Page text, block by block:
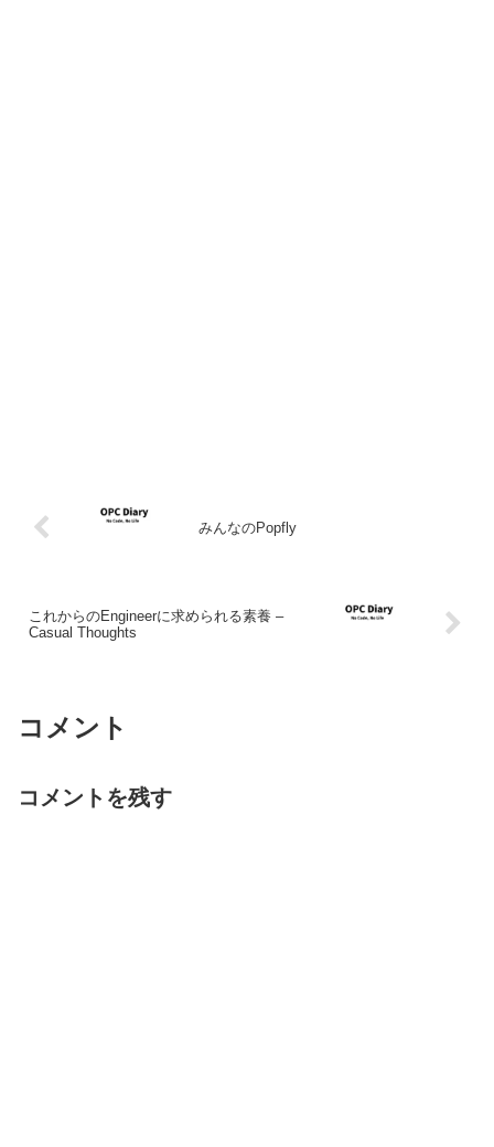
みんなのPopfly
これからのEngineerに求められる素養 –
Casual Thoughts
コメント
コメントを残す